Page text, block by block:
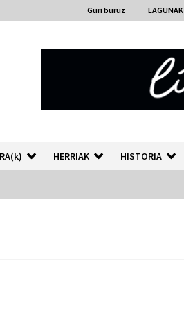
Guri buruz LAGUNAK
HERRIAK HISTORIA